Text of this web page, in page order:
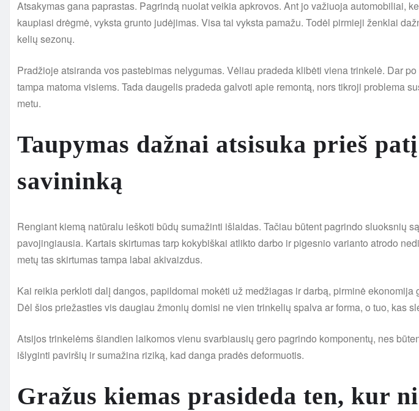
Atsakymas gana paprastas. Pagrindą nuolat veikia apkrovos. Ant jo važiuoja automobiliai,
kaupiasi drėgmė, vyksta grunto judėjimas. Visa tai vyksta pamažu. Todėl pirmieji ženklai
kelių sezonų.
Pradžioje atsiranda vos pastebimas nelygumas. Vėliau pradeda klibėti viena trinkelė. Dar
tampa matoma visiems. Tada daugelis pradeda galvoti apie remontą, nors tikroji problema
metu.
Taupymas dažnai atsisuka prieš
savininką
Rengiant kiemą natūralu ieškoti būdų sumažinti išlaidas. Tačiau būtent pagrindo sluoksnių
pavojingiausia. Kartais skirtumas tarp kokybiškai atlikto darbo ir pigesnio varianto atrodo
metų tas skirtumas tampa labai akivaizdus.
Kai reikia perkloti dalį dangos, papildomai mokėti už medžiagas ir darbą, pirminė ekonomija
Dėl šios priežasties vis daugiau žmonių domisi ne vien trinkelių spalva ar forma, o tuo, kas
Atsijos trinkelėms šiandien laikomos vienu svarbiausių gero pagrindo komponentų, nes
išlyginti paviršių ir sumažina riziką, kad danga pradės deformuotis.
Gražus kiemas prasideda ten, kur